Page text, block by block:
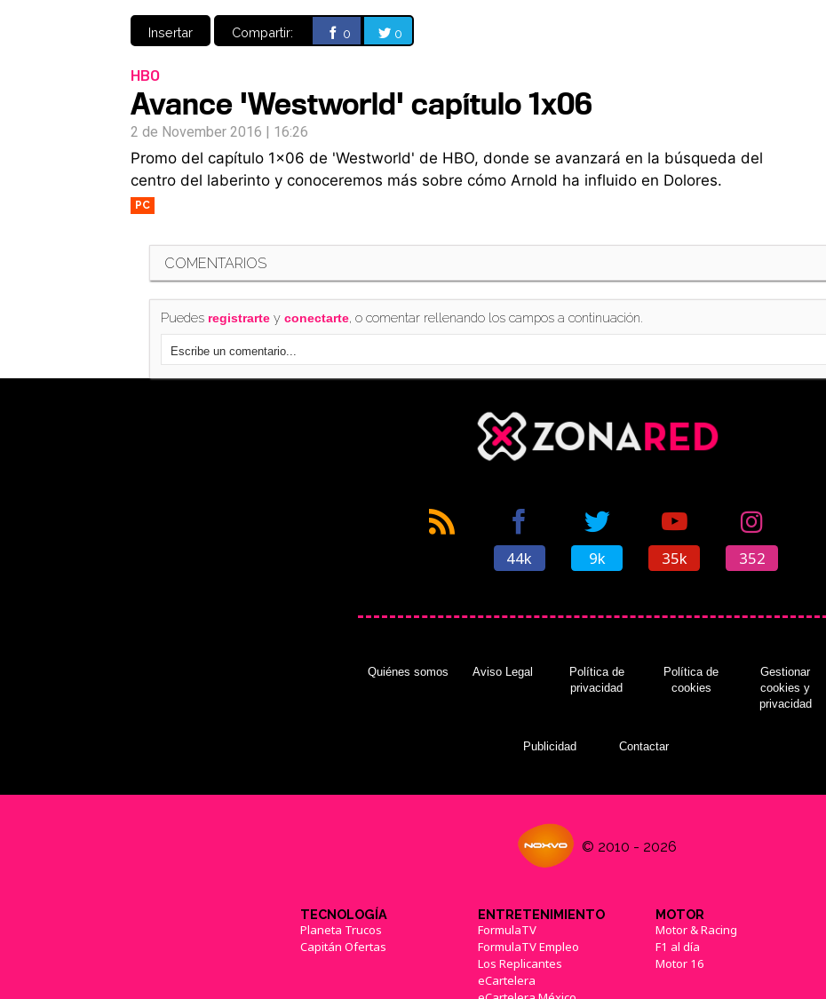
Insertar Compartir: 0 0
HBO
Avance 'Westworld' capítulo 1x06
2 de November 2016 | 16:26
Promo del capítulo 1x06 de 'Westworld' de HBO, donde se avanzará en la búsqueda del
centro del laberinto y conoceremos más sobre cómo Arnold ha influido en Dolores.
PC
COMENTARIOS
Puedes registrartey conectarte, o comentar rellenando los campos a continuación.
44k 9k 35k 352
Quiénes somos Aviso Legal
Política de
privacidad
Política de
cookies
Gestionar
cookies y
privacidad
Publicidad Contactar
© 2010 - 2026
TECNOLOGÍA
Planeta Trucos
Capitán Ofertas
ENTRETENIMIENTO
FormulaTV
FormulaTV Empleo
Los Replicantes
eCartelera
MOTOR
Motor & Racing
F1 al día
Motor 16